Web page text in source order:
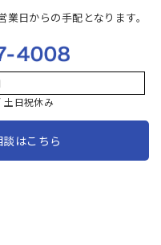
日からの手配となります。
日祝休み
はこちら